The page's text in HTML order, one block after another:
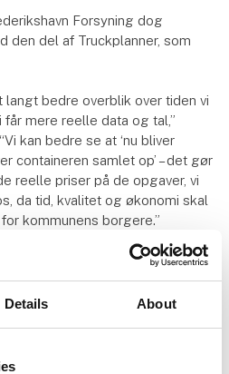
Details About
Forsyning dog
den del af Truckplanner, som
langt bedre overblik over tiden vi
mere reelle data og tal,”
kan bedre se at ‘nu bliver
containeren samlet op’ – det gør
reelle priser på de opgaver, vi
da tid, kvalitet og økonomi skal
kommunens borgere.”
har den hurtige opstart allerede
godt bekendtskab med